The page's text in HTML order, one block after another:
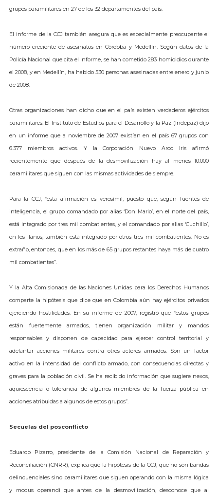
grupos paramilitares en 27 de los 32 departamentos del país.
El informe de la CCJ también asegura que es especialmente preocupante el
número creciente de asesinatos en Córdoba y Medellín. Según datos de la
Policía Nacional que cita el informe, se han cometido 283 homicidios durante
el 2008, y en Medellín, ha habido 530 personas asesinadas entre enero y junio
de 2008.
Otras organizaciones han dicho que en el país existen verdaderos ejércitos
paramilitares. El Instituto de Estudios para el Desarrollo y la Paz (Indepaz) dijo
en un informe que a noviembre de 2007 existían en el país 67 grupos con
6.377 miembros activos. Y la Corporación Nuevo Arco Iris afirmó
recientemente que después de la desmovilización hay al menos 10.000
paramilitares que siguen con las mismas actividades de siempre.
Para la CCJ, “esta afirmación es verosímil, puesto que, según fuentes de
inteligencia, el grupo comandado por alias ‘Don Mario’, en el norte del país,
está integrado por tres mil combatientes, y el comandado por alias ‘Cuchillo’,
en los llanos, también está integrado por otros tres mil combatientes. No es
extraño, entonces, que en los más de 65 grupos restantes haya más de cuatro
mil combatientes”.
Y la Alta Comisionada de las Naciones Unidas para los Derechos Humanos
comparte la hipótesis que dice que en Colombia aún hay ejércitos privados
ejerciendo hostilidades. En su informe de 2007, registró que “estos grupos
están fuertemente armados, tienen organización militar y mandos
responsables y disponen de capacidad para ejercer control territorial y
adelantar acciones militares contra otros actores armados. Son un factor
activo en la intensidad del conflicto armado, con consecuencias directas y
graves para la población civil. Se ha recibido información que sugiere nexos,
aquiescencia o tolerancia de algunos miembros de la fuerza pública en
acciones atribuidas a algunos de estos grupos”.
Secuelas del posconflicto
Eduardo Pizarro, presidente de la Comisión Nacional de Reparación y
Reconciliación (CNRR), explica que la hipótesis de la CCJ, que no son bandas
delincuenciales sino paramilitares que siguen operando con la misma lógica
y modus operandi que antes de la desmovilización, desconoce que al